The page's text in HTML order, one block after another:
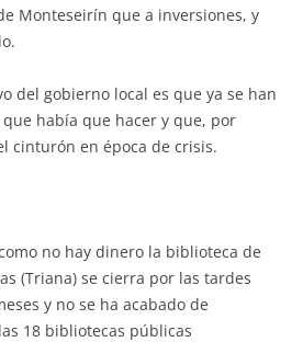
Monteseirín que a inversiones, y
del gobierno local es que ya se han
había que hacer y que, por
cinturón en época de crisis.
no hay dinero la biblioteca de
(Triana) se cierra por las tardes
y no se ha acabado de
18 bibliotecas públicas